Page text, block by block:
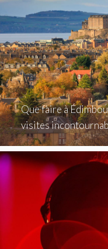
Que faire à
visites